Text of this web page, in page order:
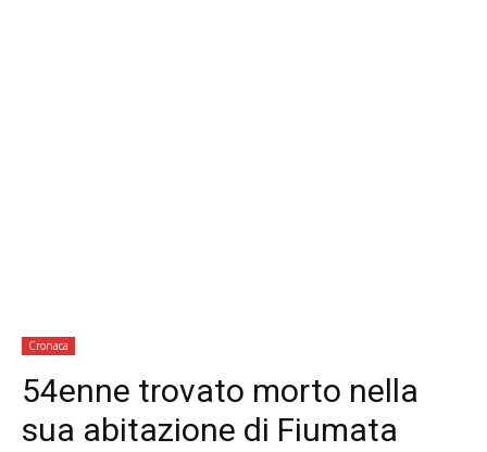
Cronaca
54enne trovato morto nella
sua abitazione di Fiumata